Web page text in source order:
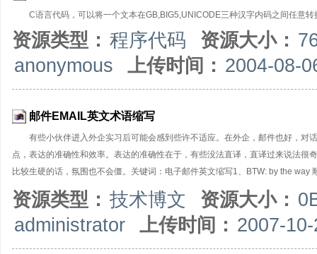
C语言代码，可以将一个文本在GB,BIG5,UNICODE三种汉字内码之间任意
资源类型： 程序代码 资源大小：
anonymous
上传时间： 2004-08-
邮件EMAIL英文术语缩写
有些小伙伴进入外企实习后可能会感到些许不适应。在外企，邮件也好，
点，表达的准确性和效率。表达的准确性在于，有些没法直译，直译过来说法
比较生硬的话，氛围也不会僵。关键词：电子邮件英文缩写1、BTW: by the
reference 供参考4、EOD: end of the day 下班前，比如说EOD Thursday，就
determined/decided/confirmed 待定，比如会议室TBD，就是说会议室还待定
s'il vous plait, 希望得到回复的时候加上10、CC: carbon copy 抄
资源类型： 技术博文 资源大小：
administrator
上传时间： 2007-